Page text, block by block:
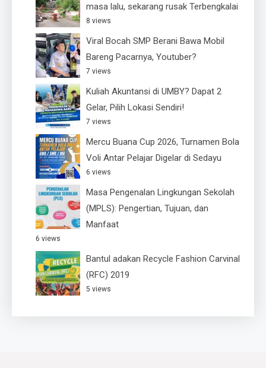
masa lalu, sekarang rusak Terbengkalai
8 views
Viral Bocah SMP Berani Bawa Mobil
Bareng Pacarnya, Youtuber?
7 views
Kuliah Akuntansi di UMBY? Dapat 2
Gelar, Pilih Lokasi Sendiri!
7 views
Mercu Buana Cup 2026, Turnamen Bola
Voli Antar Pelajar Digelar di Sedayu
6 views
Masa Pengenalan Lingkungan Sekolah
(MPLS): Pengertian, Tujuan, dan
Manfaat
6 views
Bantul adakan Recycle Fashion Carvinal
(RFC) 2019
5 views